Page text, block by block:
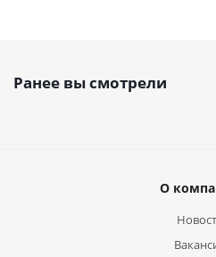
Ранее вы смотрели
О